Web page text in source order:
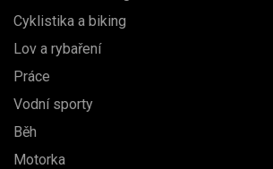
Cyklistika a biking
Lov a rybaření
Práce
Vodní sporty
Běh
Motorka